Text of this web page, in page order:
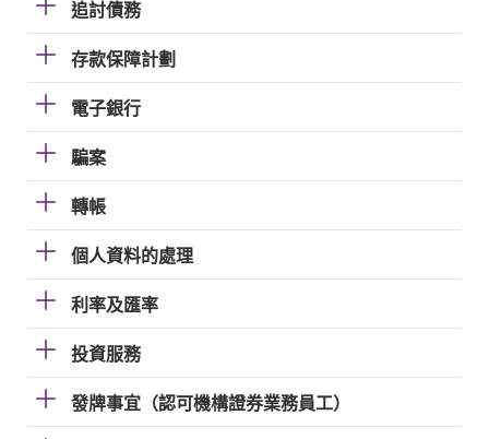
追討債務
存款保障計劃
電子銀行
騙案
轉帳
個人資料的處理
利率及匯率
投資服務
發牌事宜（認可機構證券業務員工）